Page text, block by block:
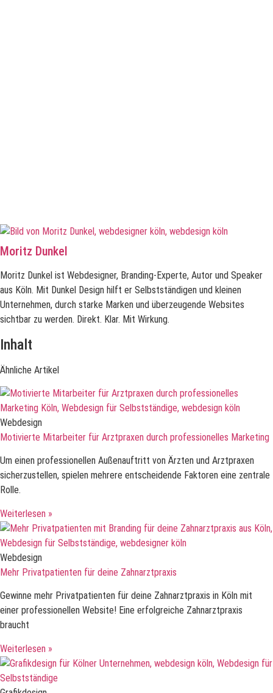
Moritz Dunkel
Moritz Dunkel ist Webdesigner, Branding-Experte, Autor und Speaker
aus Köln. Mit Dunkel Design hilft er Selbstständigen und kleinen
Unternehmen, durch starke Marken und überzeugende Websites
sichtbar zu werden. Direkt. Klar. Mit Wirkung.
Inhalt
Ähnliche Artikel
Webdesign
Motivierte Mitarbeiter für Arztpraxen durch professionelles Marketing
Um einen professionellen Außenauftritt von Ärzten und Arztpraxen
sicherzustellen, spielen mehrere entscheidende Faktoren eine zentrale
Rolle.
Weiterlesen »
Webdesign
Mehr Privatpatienten für deine Zahnarztpraxis
Gewinne mehr Privatpatienten für deine Zahnarztpraxis in Köln mit
einer professionellen Website! Eine erfolgreiche Zahnarztpraxis
braucht
Weiterlesen »